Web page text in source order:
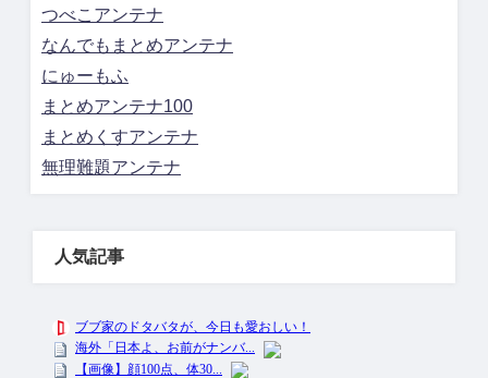
つべこアンテナ
なんでもまとめアンテナ
にゅーもふ
まとめアンテナ100
まとめくすアンテナ
無理難題アンテナ
人気記事